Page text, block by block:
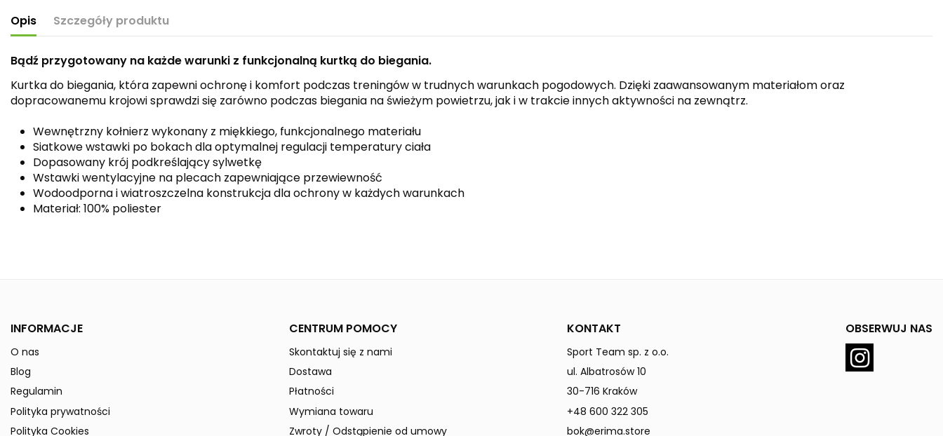
Opis Szczegóły produktu
Bądź przygotowany na każde warunki z funkcjonalną kurtką do biegania.
Kurtka do biegania, która zapewni ochronę i komfort podczas treningów w trudnych warunkach pogodowych. Dzięki zaawansowanym materiałom oraz
dopracowanemu krojowi sprawdzi się zarówno podczas biegania na świeżym powietrzu, jak i w trakcie innych aktywności na zewnątrz.
Wewnętrzny kołnierz wykonany z miękkiego, funkcjonalnego materiału
Siatkowe wstawki po bokach dla optymalnej regulacji temperatury ciała
Dopasowany krój podkreślający sylwetkę
Wstawki wentylacyjne na plecach zapewniające przewiewność
Wodoodporna i wiatroszczelna konstrukcja dla ochrony w każdych warunkach
Materiał: 100% poliester
Data dostępności:
» Podmiot odpowiedzialny
INFORMACJE
O nas
Blog
Regulamin
Polityka prywatności
Polityka Cookies
CENTRUM POMOCY
Skontaktuj się z nami
Dostawa
Płatności
Wymiana towaru
Zwroty / Odstąpienie od umowy
KONTAKT
Sport Team sp. z o.o.
ul. Albatrosów 10
30-716 Kraków
+48 600 322 305
bok@erima.store
OBSERWUJ NAS